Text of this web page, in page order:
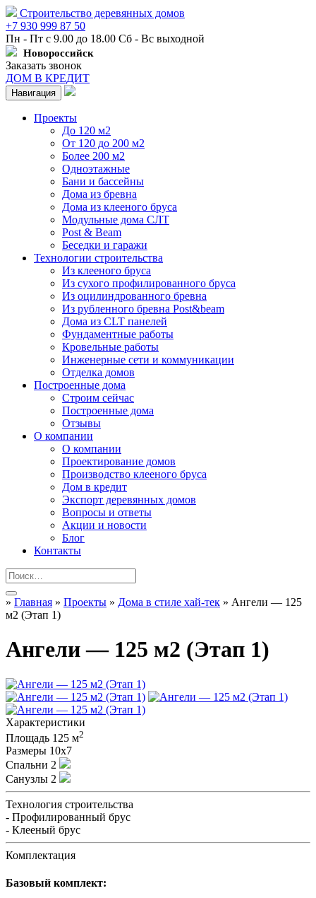
Строительство деревянных домов
+7 930 999 87 50
Пн - Пт с 9.00 до 18.00 Сб - Вс выходной
Новороссийск
Заказать звонок
ДОМ В КРЕДИТ
Навигация
Проекты
До 120 м2
От 120 до 200 м2
Более 200 м2
Одноэтажные
Бани и бассейны
Дома из бревна
Дома из клееного бруса
Модульные дома СЛТ
Post & Beam
Беседки и гаражи
Технологии строительства
Из клееного бруса
Из сухого профилированного бруса
Из оцилиндрованного бревна
Из рубленного бревна Post&beam
Дома из CLT панелей
Фундаментные работы
Кровельные работы
Инженерные сети и коммуникации
Отделка домов
Построенные дома
Строим сейчас
Построенные дома
Отзывы
О компании
О компании
Проектирование домов
Производство клееного бруса
Дом в кредит
Экспорт деревянных домов
Вопросы и ответы
Акции и новости
Блог
Контакты
» Главная » Проекты » Дома в стиле хай-тек » Ангели — 125
м2 (Этап 1)
Ангели — 125 м2 (Этап 1)
Характеристики
Площадь 125 м2
Размеры 10х7
Спальни 2
Санузлы 2
Технология строительства
- Профилированный брус
- Клееный брус
Комплектация
Базовый комплект: